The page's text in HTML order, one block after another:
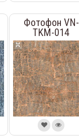
Фотофон VN-
TKM-014